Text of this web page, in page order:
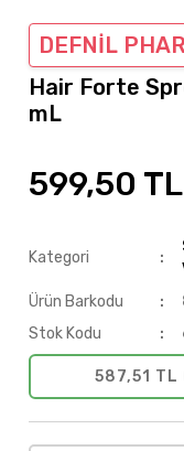
DEFNİL
Hair Forte
mL
599,50 TL
Kategori
Ürün Barkodu
Stok Kodu
587,51 TL